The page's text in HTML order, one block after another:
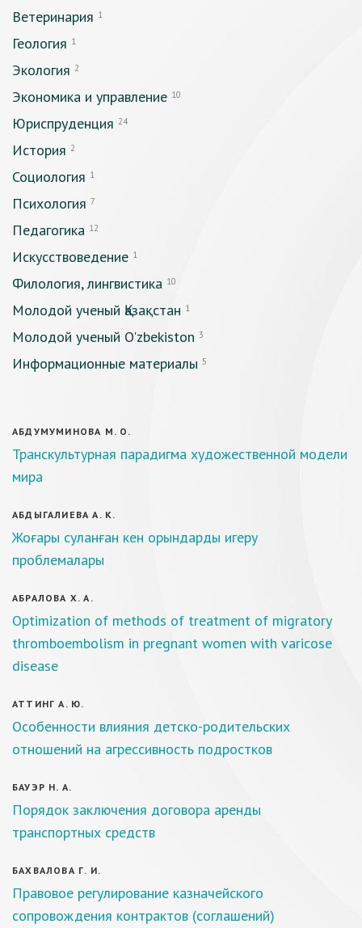
Ветеринария 1
Геология 1
Экология 2
Экономика и управление 10
Юриспруденция 24
История 2
Социология 1
Психология 7
Педагогика 12
Искусствоведение 1
Филология, лингвистика 10
Молодой ученый Қазақстан 1
Молодой ученый O'zbekiston 3
Информационные материалы 5
АБДУМУМИНОВА М. О.
Транскультурная парадигма художественной модели
мира
АБДЫГАЛИЕВА А. К.
Жоғары суланған кен орындарды игеру
проблемалары
АБРАЛОВА Х. А.
Optimization of methods of treatment of migratory
thromboembolism in pregnant women with varicose
disease
АТТИНГ А. Ю.
Особенности влияния детско-родительских
отношений на агрессивность подростков
БАУЭР Н. А.
Порядок заключения договора аренды
транспортных средств
БАХВАЛОВА Г. И.
Правовое регулирование казначейского
сопровождения контрактов (соглашений)